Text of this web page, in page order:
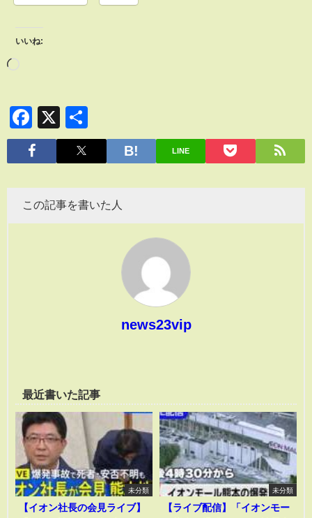
いいね:
Facebook
X
有
LINE
この記事を書いた人
news23vip
最近書いた記事
未分類
【イオン社長の会見ライブ】
未分類
【ライブ配信】「イオンモー